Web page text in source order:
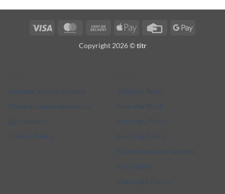
Visa MasterCardCash
Delivery
Apple
Credit
Google
Copyright 2026 ©titr
Условия использования
Отказ от ответственности
Доступность
Privacy Policy
Editorial Team
How We Work
Accuracy Policy
Sourcing Policy
Corrections and Updates
Contribute
Copyright Policy